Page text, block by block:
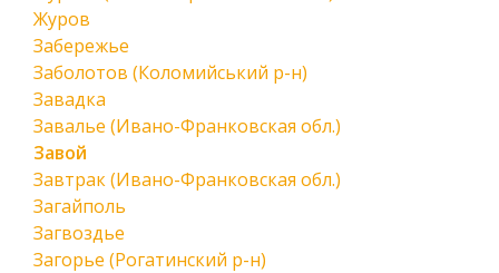
Журов
Забережье
Заболотов (Коломийський р-н)
Завадка
Завалье (Ивано-Франковская обл.)
Завой
Завтрак (Ивано-Франковская обл.)
Загайполь
Загвоздье
Загорье (Рогатинский р-н)